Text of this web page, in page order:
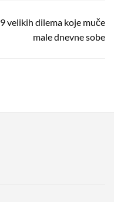
9 velikih dilema koje muče
male dnevne sobe